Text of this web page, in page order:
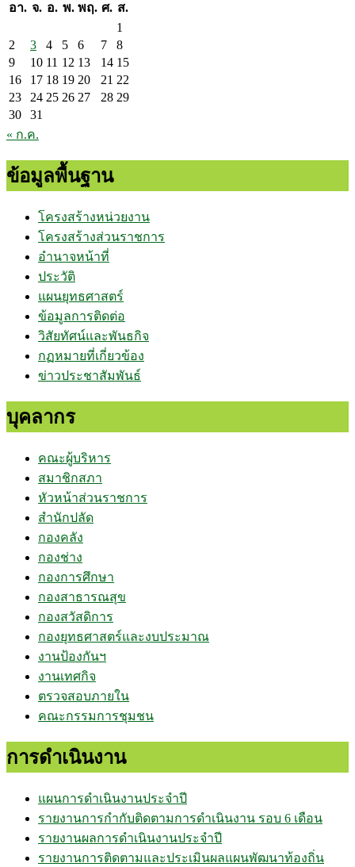
อา. จ. อ. พ. พฤ. ศ. ส.
1
2
3 4 5 6 7
8
9
10 11 12 13 14 15
16
17 18 19 20 21 22
23
24 25 26 27 28 29
30
31
« ก.ค.
ข้อมูลพื้นฐาน
โครงสร้างหน่วยงาน
โครงสร้างส่วนราชการ
อำนาจหน้าที่
ประวัติ
แผนยุทธศาสตร์
ข้อมูลการติดต่อ
วิสัยทัศน์และพันธกิจ
กฏหมายที่เกี่ยวข้อง
ข่าวประชาสัมพันธ์
บุคลากร
คณะผู้บริหาร
สมาชิกสภา
หัวหน้าส่วนราชการ
สำนักปลัด
กองคลัง
กองช่าง
กองการศึกษา
กองสาธารณสุข
กองสวัสดิการ
กองยุทธศาสตร์และงบประมาณ
งานป้องกันฯ
งานเทศกิจ
ตรวจสอบภายใน
คณะกรรมการชุมชน
การดำเนินงาน
แผนการดำเนินงานประจำปี
รายงานการกำกับติดตามการดำเนินงาน รอบ 6 เดือน
รายงานผลการดำเนินงานประจำปี
รายงานการติดตามและประเมินผลแผนพัฒนาท้องถิ่น